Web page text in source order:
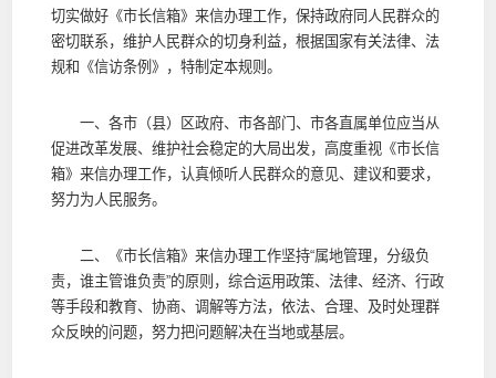
切实做好《市长信箱》来信办理工作，保持政府同人民群众的
密切联系，维护人民群众的切身利益，根据国家有关法律、法
规和《信访条例》，特制定本规则。
一、各市（县）区政府、市各部门、市各直属单位应当从
促进改革发展、维护社会稳定的大局出发，高度重视《市长信
箱》来信办理工作，认真倾听人民群众的意见、建议和要求，
努力为人民服务。
二、《市长信箱》来信办理工作坚持“属地管理，分级负
责，谁主管谁负责”的原则，综合运用政策、法律、经济、行政
等手段和教育、协商、调解等方法，依法、合理、及时处理群
众反映的问题，努力把问题解决在当地或基层。